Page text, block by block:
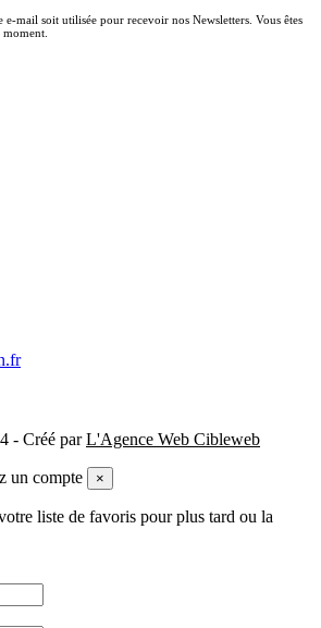
e-mail soit utilisée pour recevoir nos Newsletters. Vous êtes
moment.
- Créé parL'Agence Web Cibleweb
un compte ×
liste de favoris pour plus tard ou la